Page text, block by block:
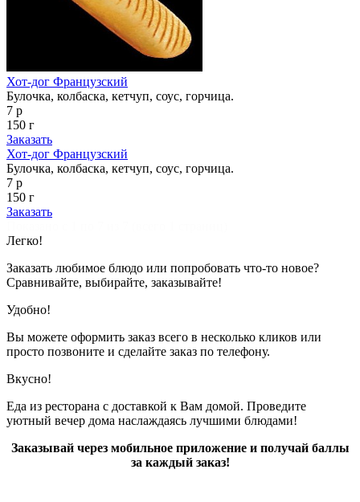
Хот-дог Французский
Булочка, колбаска, кетчуп, соус, горчица.
7 р
150 г
Заказать
Хот-дог Французский
Булочка, колбаска, кетчуп, соус, горчица.
7 р
150 г
Заказать
Легко!
Заказать любимое блюдо или попробовать что-то новое?
Сравнивайте, выбирайте, заказывайте!
Удобно!
Вы можете оформить заказ всего в несколько кликов или
просто позвоните и сделайте заказ по телефону.
Вкусно!
Еда из ресторана с доставкой к Вам домой. Проведите
уютный вечер дома наслаждаясь лучшими блюдами!
Заказывай через мобильное приложение и получай баллы
за каждый заказ!